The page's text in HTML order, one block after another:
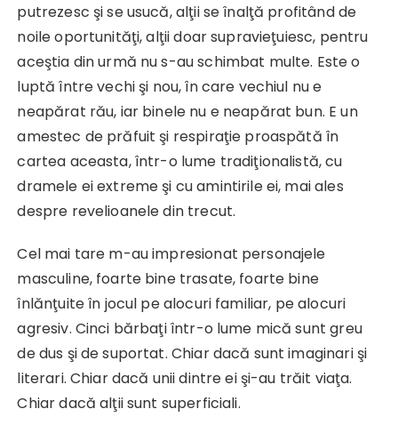
putrezesc şi se usucă, alţii se înalţă profitând de
noile oportunităţi, alţii doar supravieţuiesc, pentru
aceştia din urmă nu s-au schimbat multe. Este o
luptă între vechi şi nou, în care vechiul nu e
neapărat rău, iar binele nu e neapărat bun. E un
amestec de prăfuit şi respiraţie proaspătă în
cartea aceasta, într-o lume tradiţionalistă, cu
dramele ei extreme şi cu amintirile ei, mai ales
despre revelioanele din trecut.
Cel mai tare m-au impresionat personajele
masculine, foarte bine trasate, foarte bine
înlănţuite în jocul pe alocuri familiar, pe alocuri
agresiv. Cinci bărbaţi într-o lume mică sunt greu
de dus şi de suportat. Chiar dacă sunt imaginari şi
literari. Chiar dacă unii dintre ei şi-au trăit viaţa.
Chiar dacă alţii sunt superficiali.